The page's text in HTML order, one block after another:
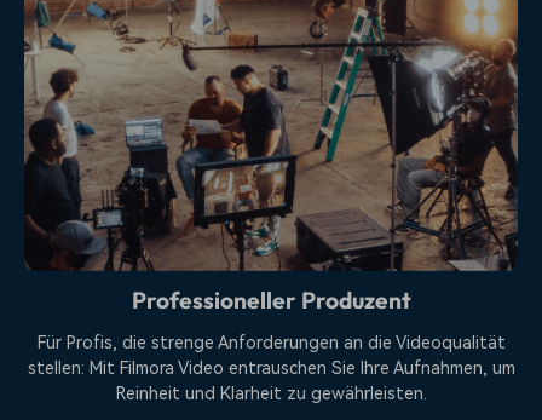
Professioneller Produzent
Für Profis, die strenge Anforderungen an die Videoqualität
stellen: Mit Filmora Video entrauschen Sie Ihre Aufnahmen, um
Reinheit und Klarheit zu gewährleisten.